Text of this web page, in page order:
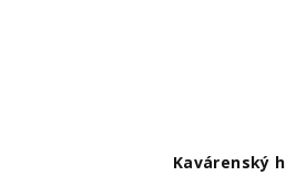
Kavárenský